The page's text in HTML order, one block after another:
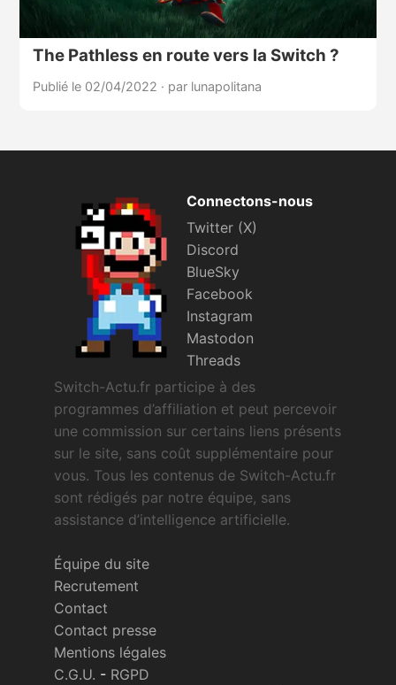
The Pathless en route vers la Switch ?
Publié le 02/04/2022 · par lunapolitana
Connectons-nous
Twitter (X)
Discord
BlueSky
Facebook
Instagram
Mastodon
Threads
Switch-Actu.fr participe à des
programmes d’affiliation et peut percevoir
une commission sur certains liens présents
sur le site, sans coût supplémentaire pour
vous. Tous les contenus de Switch-Actu.fr
sont rédigés par notre équipe, sans
assistance d’intelligence artificielle.
Équipe du site
Recrutement
Contact
Contact presse
Mentions légales
C.G.U. - RGPD